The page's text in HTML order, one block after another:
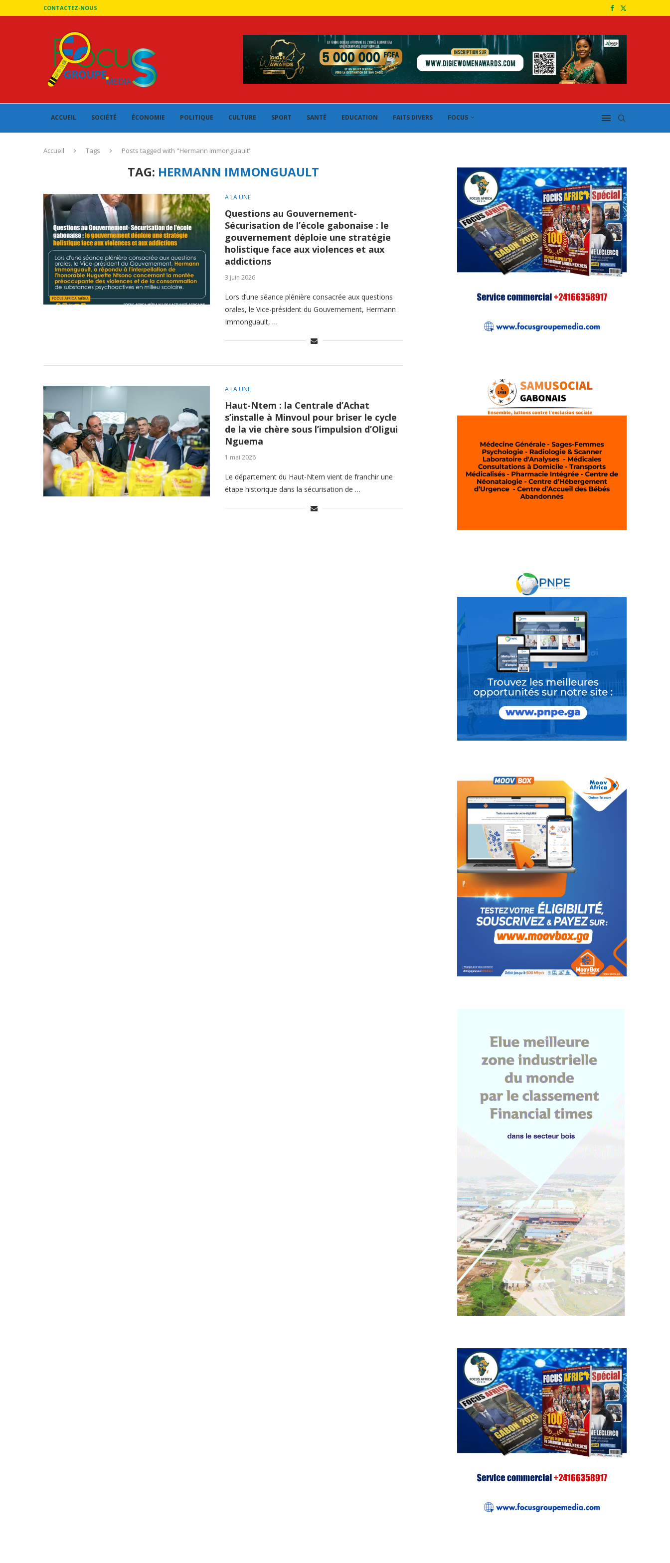
CONTACTEZ-NOUS
ACCUEIL SOCIÉTÉ ÉCONOMIE POLITIQUE CULTURE SPORT SANTÉ EDUCATION FAITS DIVERS FOCUS
Accueil Tags Posts tagged with "Hermann Immonguault"
TAG: HERMANN IMMONGUAULT
A LA UNE
Questions au Gouvernement-
Sécurisation de l’école gabonaise : le
gouvernement déploie une stratégie
holistique face aux violences et aux
addictions
3 juin 2026
Lors d’une séance plénière consacrée aux questions
orales, le Vice-président du Gouvernement, Hermann
Immonguault, …
A LA UNE
Haut-Ntem : la Centrale d’Achat
s’installe à Minvoul pour briser le cycle
de la vie chère sous l’impulsion d’Oligui
Nguema
1 mai 2026
Le département du Haut-Ntem vient de franchir une
étape historique dans la sécurisation de …